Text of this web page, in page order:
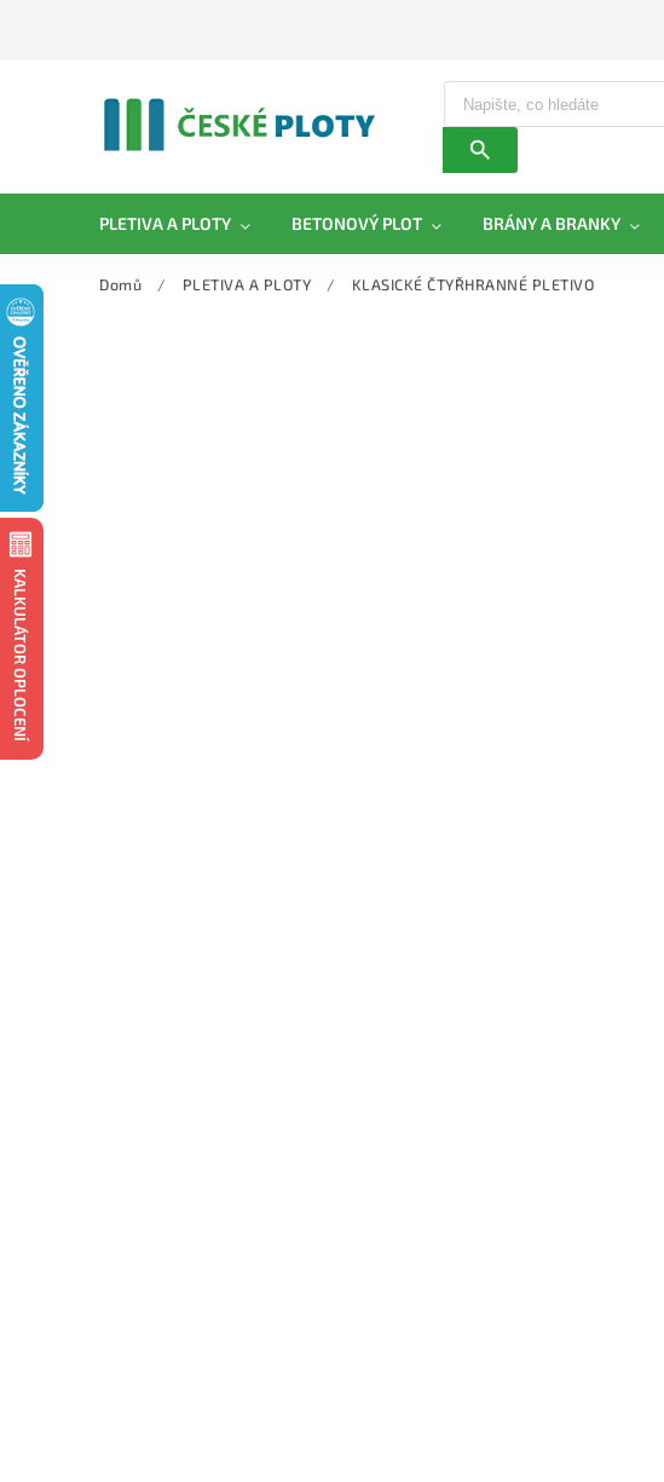
PLETIVA A PLOTY BETONOVÝ PLOT BRÁNY A BRANKY
Domů / PLETIVA A PLOTY / KLASICKÉ ČTYŘHRANNÉ PLETIVO
KALKULÁTOR OPLOCENÍ